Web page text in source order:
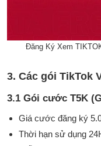
Đăng Ký Xem
3. Các gói TikTok
3.1 Gói cước T5K
Giá cước đăng ký
Thời hạn sử dụng